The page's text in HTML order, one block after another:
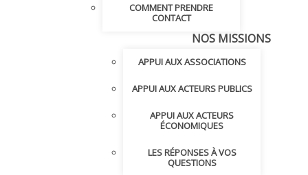
COMMENT PRENDRE
CONTACT
NOS MISSIONS
APPUI AUX ASSOCIATIONS
APPUI AUX ACTEURS PUBLICS
APPUI AUX ACTEURS
ÉCONOMIQUES
LES RÉPONSES À VOS
QUESTIONS